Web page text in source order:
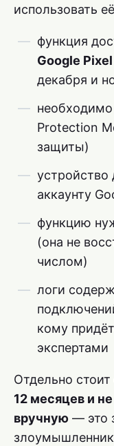
использовать
функция
Google Pixel
декабря и
Protection
защиты)
устройство
аккаунту
функцию
(она не
числом)
логи
кому
экспертами
Отдельно
12 месяцев и
вручную — это